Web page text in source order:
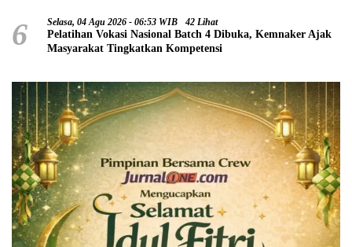
6 Selasa, 04 Agu 2026 - 06:53 WIB 42 Lihat
Pelatihan Vokasi Nasional Batch 4 Dibuka, Kemnaker Ajak
Masyarakat Tingkatkan Kompetensi